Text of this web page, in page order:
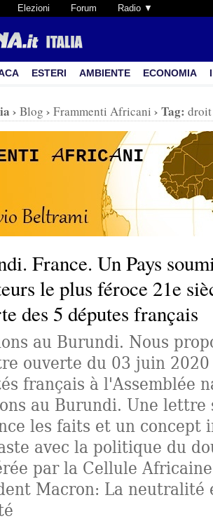
Elezioni Forum Radio ▼
ESTERI AMBIENTE ECONOMIA
› Blog › Frammenti Africani › Tag:
France. Un Pays
le plus féroce 21e
des 5 députes français
au Burundi. Nous
ouverte du 03 juin
français à l'Assemblée
au Burundi. Une lettre
les faits et un concept
avec la politique du
par la Cellule
Macron: La neutralité